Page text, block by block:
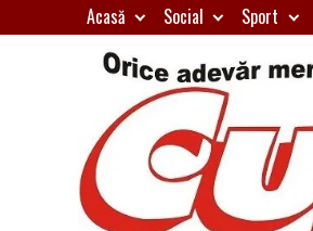
to
Acasă Social Sport